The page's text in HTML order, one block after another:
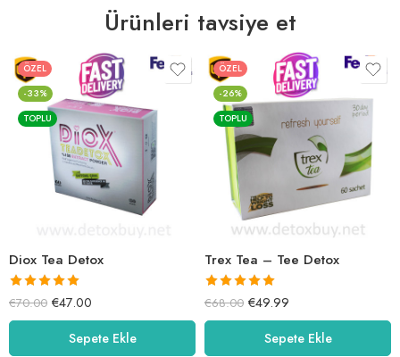
Ürünleri tavsiye et
ÖZEL
-33%
TOPLU
Diox Tea Detox
5 üzerinden
5.00oy aldı
€70.00 €47.00
Sepete Ekle
ÖZEL
-26%
TOPLU
Trex Tea – Tee Detox
5 üzerinden
5.00oy aldı
€68.00 €49.99
Sepete Ekle